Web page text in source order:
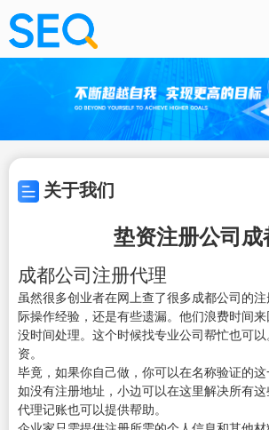
关于我们
垫资注册公司成
成都公司注册代理
虽然很多创业者在网上查了很多成都公司的
际操作经验，还是有些遗漏。他们浪费时间
没时间处理。这个时候找专业公司帮忙也可
资。
毕竟，如果你自己做，你可以在名称验证的
如没有注册地址，小边可以在这里解决所有
代理记账也可以提供帮助。